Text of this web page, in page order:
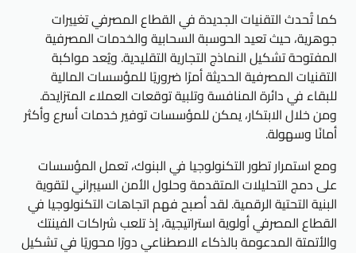
كما تُحدث التقنيات الجديدة في القطاع المصرفي تغييرات
جوهرية، حيث تعيد الحوسبة السحابية والخدمات المصرفية
المفتوحة تشكيل النماذج التجارية التقليدية. ويُعد مواكبة
التقنيات المصرفية الحديثة أمرًا ضروريًا للمؤسسات المالية
للبقاء في دائرة المنافسة وتلبية توقعات العملاء المتزايدة.
ومن خلال الابتكار، يمكن للمؤسسات توفير خدمات أسرع وأكثر
أمانًا وسهولة.
ومع استمرار تطور التكنولوجيا في البنوك، تعمل المؤسسات
على دمج التحليلات المتقدمة وحلول الأمن السيبراني لتقوية
البنية التحتية الرقمية. لقد أصبح فهم اتجاهات التكنولوجيا في
القطاع المصرفي أولوية استراتيجية، إذ تلعب شراكات الفينتك
والأتمتة المدعومة بالذكاء الاصطناعي دورًا محوريًا في تشكيل